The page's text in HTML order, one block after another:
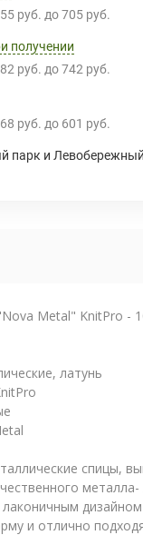
455 руб. до 705 руб.
получении
482 руб. до 742 руб.
468 руб. до 601 руб.
парк и
Metal" KnitPro -
латунь
спицы,
лаконичным
и отлично